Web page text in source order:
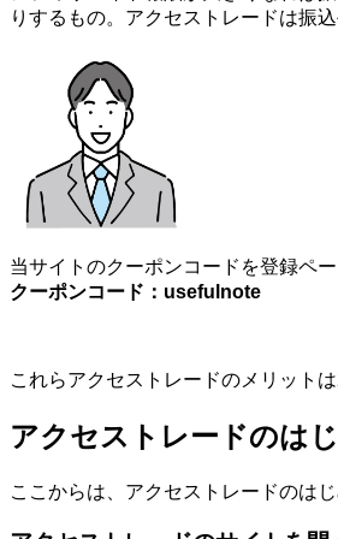
りするもの。アクセストレードは振
当サイトのクーポンコードを登録ペ
クーポンコード：usefulnote
これらアクセストレードのメリット
アクセストレードのは
ここからは、アクセストレードのは